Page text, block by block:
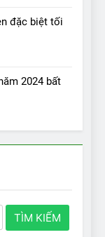
đặc biệt tối
2024 bất